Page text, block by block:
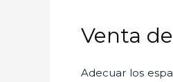
Venta
Adecuar los